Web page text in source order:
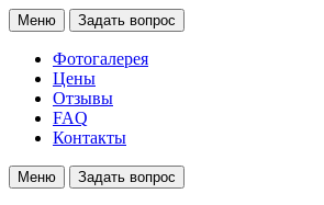
Меню Задать вопрос
Фотогалерея
Цены
Отзывы
FAQ
Контакты
Меню Задать вопрос